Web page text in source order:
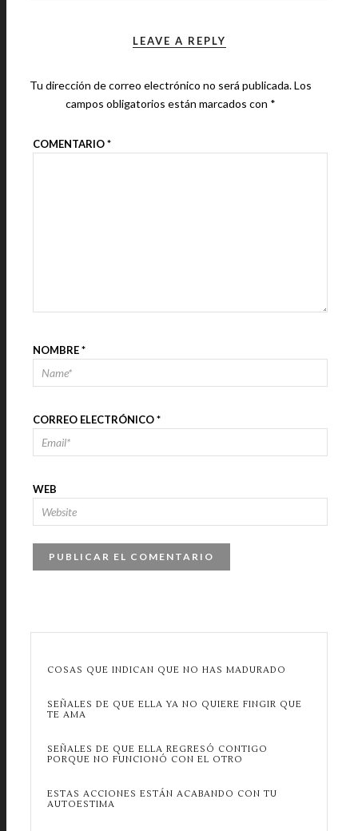
LEAVE A REPLY
Tu dirección de correo electrónico no será publicada.Los
campos obligatorios están marcados con *
COMENTARIO*
NOMBRE*
CORREO ELECTRÓNICO*
WEB
COSAS QUE INDICAN QUE NO HAS MADURADO
SEÑALES DE QUE ELLA YA NO QUIERE FINGIR QUE
TE AMA
SEÑALES DE QUE ELLA REGRESÓ CONTIGO
PORQUE NO FUNCIONÓ CON EL OTRO
ESTAS ACCIONES ESTÁN ACABANDO CON TU
AUTOESTIMA